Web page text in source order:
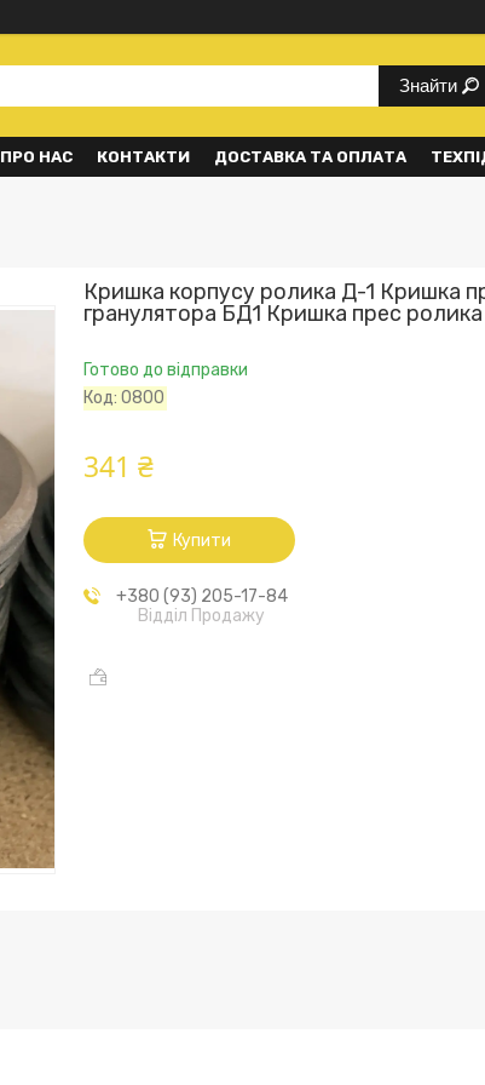
Знайти
ПРО НАС КОНТАКТИ ДОСТАВКА ТА ОПЛАТА
Кришка корпусу ролика Д-1 Кришка
гранулятора БД1 Кришка прес
Готово до відправки
Код:0800
341 ₴
Купити
+380 (93) 205-17-84
Відділ Продажу